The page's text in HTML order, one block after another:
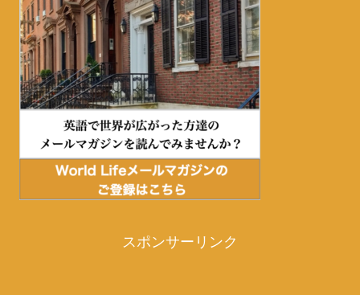
スポンサーリンク